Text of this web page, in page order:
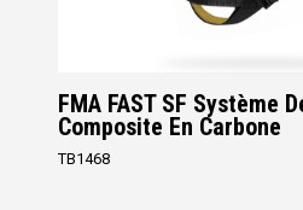
FMA FAST SF Système
Composite En Carbone
TB1468